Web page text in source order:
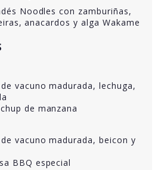
Noodles con zamburiñas,
anacardos y alga Wakame
vacuno madurada, lechuga,
de manzana
vacuno madurada, beicon y
BBQ especial